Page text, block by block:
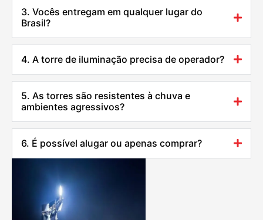
3. Vocês entregam em qualquer lugar do
Brasil?
4. A torre de iluminação precisa de operador?
5. As torres são resistentes à chuva e
ambientes agressivos?
6. É possível alugar ou apenas comprar?